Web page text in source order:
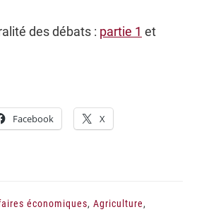
des débats : partie 1 et
Facebook X
économiques, Agriculture,